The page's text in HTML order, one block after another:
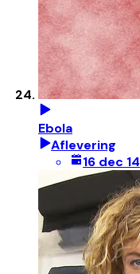
Ebola
Aflevering
16 dec 14